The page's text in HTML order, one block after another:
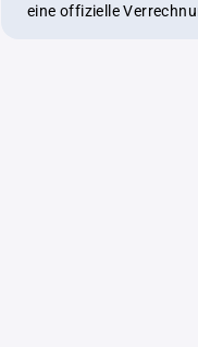
eine offizielle